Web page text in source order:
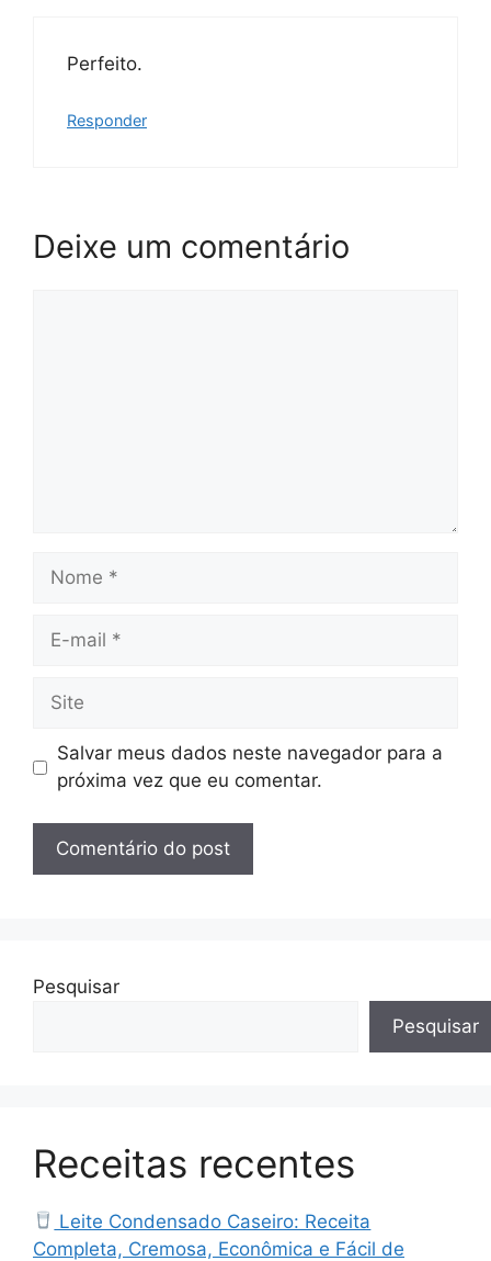
Perfeito.
Responder
Deixe um comentário
Nome
Site
Salvar meus dados neste navegador para a
próxima vez que eu comentar.
Pesquisar
Pesquisar
Receitas recentes
Leite Condensado Caseiro: Receita
Completa, Cremosa, Econômica e Fácil de